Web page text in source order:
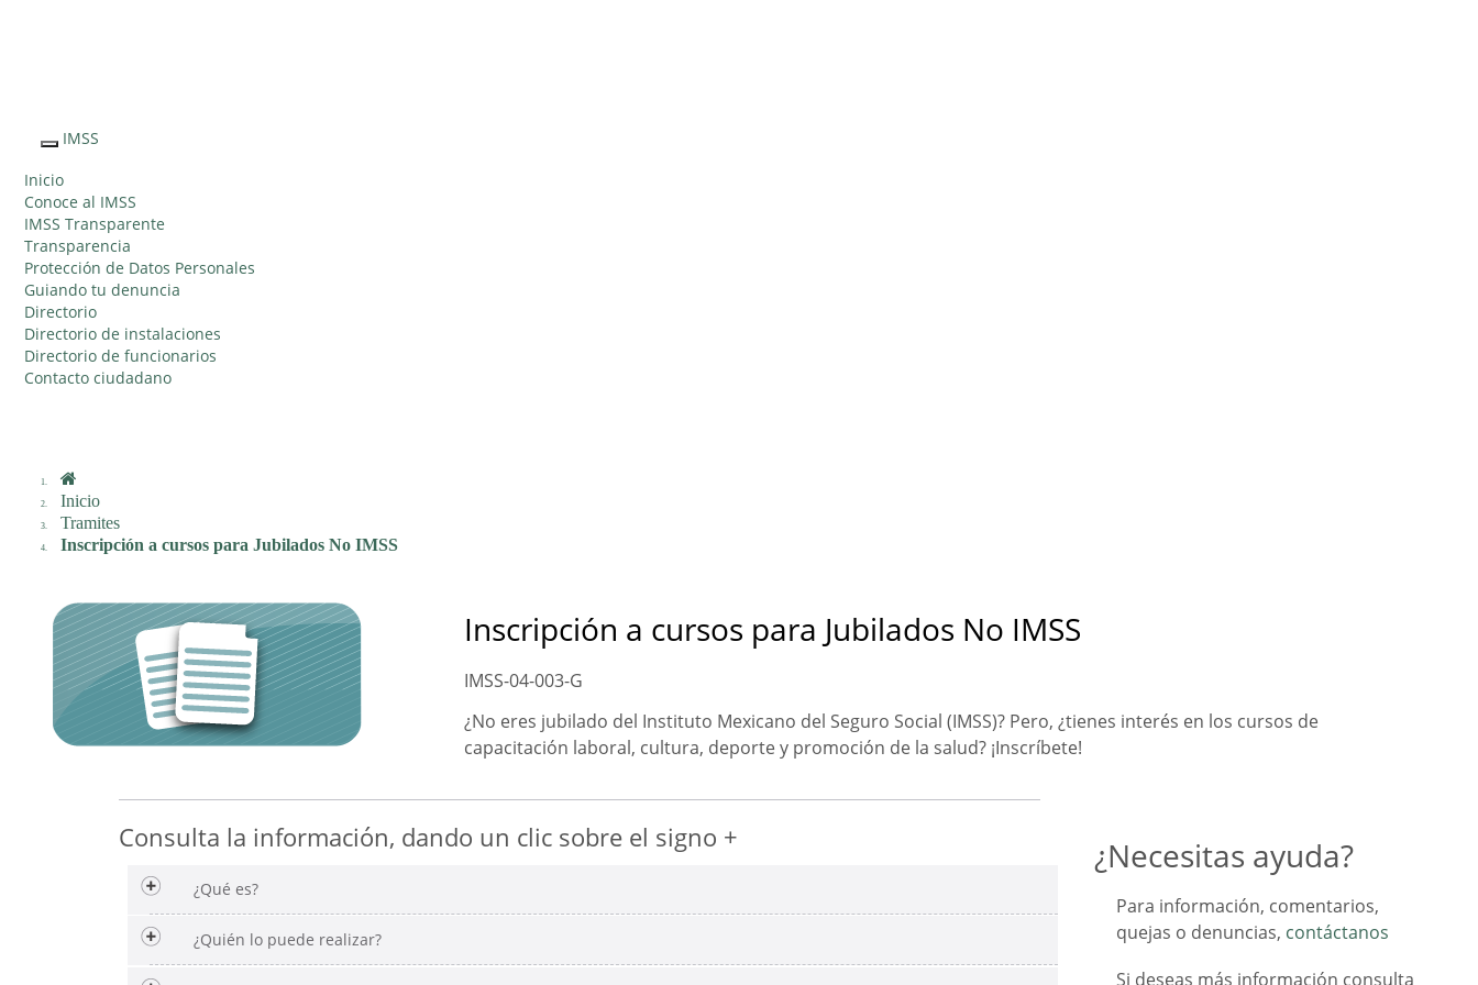
Interruptor
Navegación
IMSS
Inicio
Conoce al IMSS
IMSS Transparente
Transparencia
Protección de Datos Personales
Guiando tu denuncia
Directorio
Directorio de instalaciones
Directorio de funcionarios
Contacto ciudadano
Inicio
Tramites
Inscripción a cursos para Jubilados No IMSS
Inscripción a cursos para Jubilados No IMSS
IMSS-04-003-G
¿No eres jubilado del Instituto Mexicano del Seguro Social (IMSS)? Pero, ¿tienes interés en los cursos de
capacitación laboral, cultura, deporte y promoción de la salud? ¡Inscríbete!
Consulta la información, dando un clic sobre el signo +
¿Qué es?
¿Quién lo puede realizar?
¿Necesitas ayuda?
Para información, comentarios,
quejas o denuncias, contáctanos
Si deseas más información consulta